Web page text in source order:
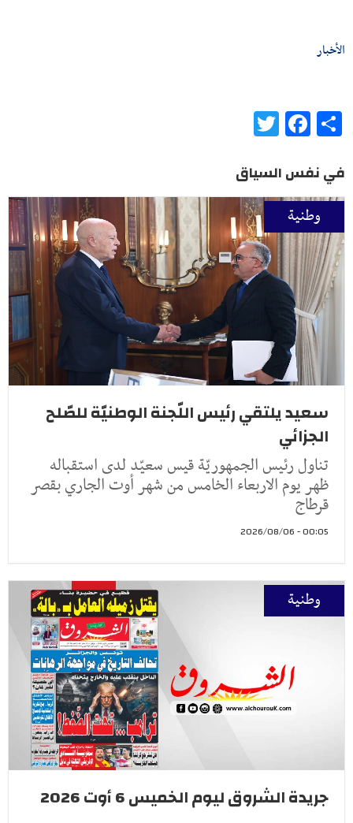
الأخبار
Share
Facebook
في نفس السياق
وطنية
سعيد يلتقي رئيس اللّجنة الوطنيّة للصّلح
الجزائي
تناول رئيس الجمهوريّة قيس سعيّد لدى استقباله
ظهر يوم الاربعاء الخامس من شهر أوت الجاري بقصر
قرطاج
00:05 - 2026/08/06
وطنية
جريدة الشروق ليوم الخميس 6 أوت 2026